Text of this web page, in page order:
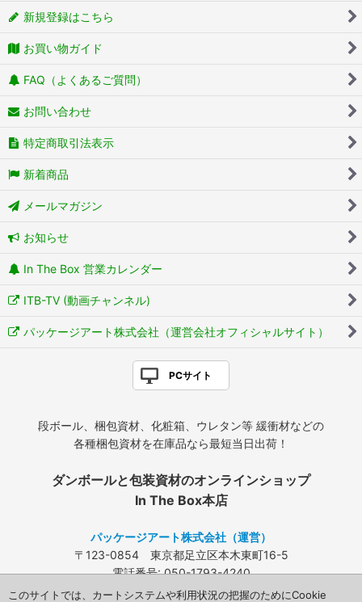
新規登録はこちら
お買い物ガイド
FAQ（よくあるご質問）
お問い合わせ
特定商取引法表示
新着商品
メールマガジン
お知らせ
In The Box 営業カレンダー
ITB-TV (動画チャンネル)
パッケージアート株式会社（運営会社オフィシャルサイト）
PCサイト
段ボール、梱包資材、化粧箱、ウレタン等 緩衝材などの
各種梱包資材を在庫品なら最短当日出荷！
ダンボールと包装資材のオンラインショップ
In The Box本店
パッケージアート株式会社（運営）
〒123-0854 東京都足立区本木東町16-5
電話番号: 050-1793-4240
FAX: 03-3840-4424
このサイトでは、カートシステムや利用状況の把握のためにCookie